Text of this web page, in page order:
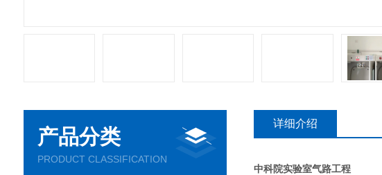
产品分类
PRODUCT CLASSIFICATION
详细介绍
中科院实验室气路工程